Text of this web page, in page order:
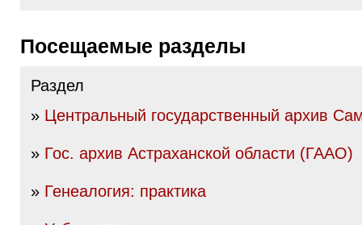
Посещаемые разделы
Раздел
» Центральный государственный архив
» Гос. архив Астраханской области (ГААО)
» Генеалогия: практика